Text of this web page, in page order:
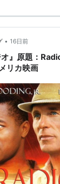
（2013） 出
われた記憶
（2009）＜未
ルフ 合衆国の
（2009） 出
テッド （2008
（2008）＜未＞
）＜未＞
ト・ワイフ（
• 16日前
オ』原題：
リカ映画